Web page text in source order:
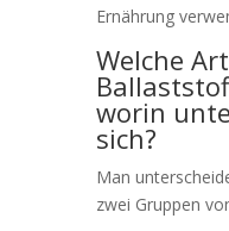
Ernährung
Welche
worin
sich?
Man
zwei Gruppen